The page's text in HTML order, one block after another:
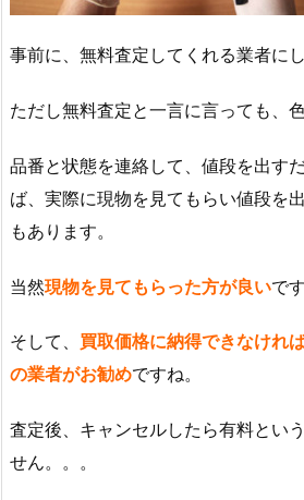
事前に、無料査定してくれる業者にし
ただし無料査定と一言に言っても、
品番と状態を連絡して、値段を出す
ば、実際に現物を見てもらい値段を
もあります。
当然現物を見てもらった方が良いです
そして、 買取価格に納得できなけれ
の業者がお勧めですね。
査定後、キャンセルしたら有料とい
せん。。。